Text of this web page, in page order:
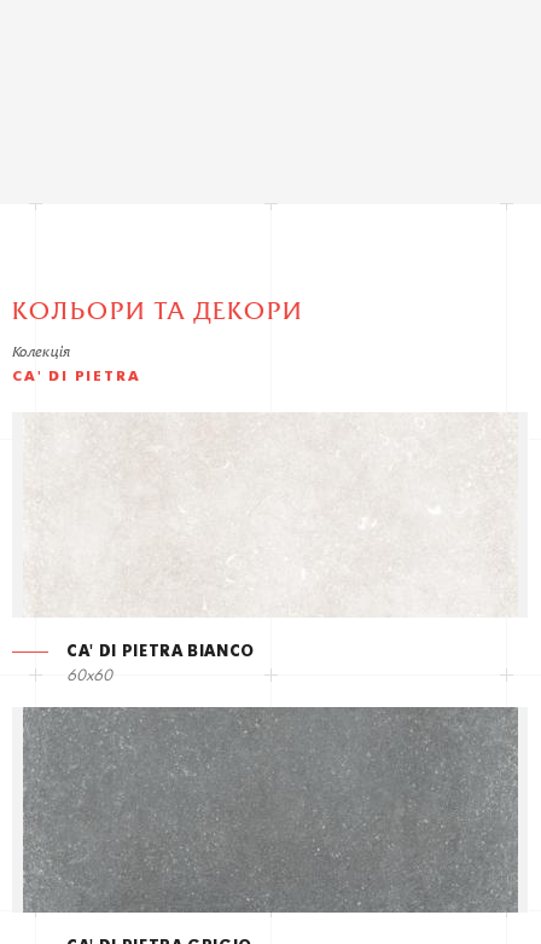
КОЛЬОРИ ТА ДЕКОРИ
Колекція
CA' DI PIETRA
CA' DI PIETRA BIANCO
60x60